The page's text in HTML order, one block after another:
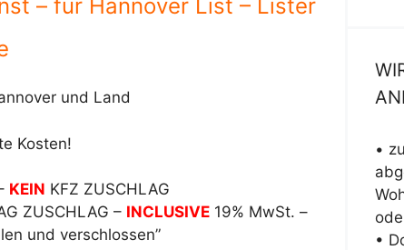
– für Hannover List – Lister
und Land
Kosten!
KEIN KFZ ZUSCHLAG
ZUSCHLAG – INCLUSIVE19% MwSt. –
und verschlossen”
•
•